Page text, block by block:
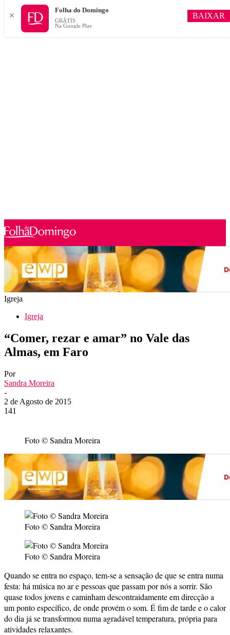
Igreja
Igreja
“Comer, rezar e amar” no Vale das
Almas, em Faro
Por
Sandra Moreira
-
2 de Agosto de 2015
141
Foto © Sandra Moreira
Foto © Sandra Moreira
Foto © Sandra Moreira
Quando se entra no espaço, tem-se a sensação de que se entra numa
festa: há música no ar e pessoas que passam por nós a sorrir. São
quase todos jovens e caminham descontraidamente em direcção a
um ponto específico, de onde provém o som. É fim de tarde e o calor
do dia já se transformou numa agradável temperatura, própria para
atividades relaxantes.
✕
Folha do Domingo
GRÁTIS
Na Google Play
BAIXAR